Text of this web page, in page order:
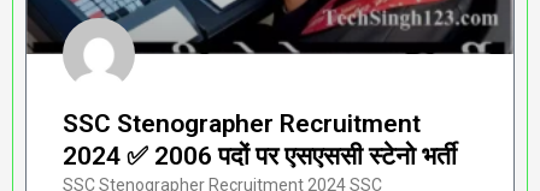
SSC Stenographer Recruitment
2024 ✅ 2006 पदों पर एसएससी स्टेनो भर्ती
SSC Stenographer Recruitment 2024 SSC